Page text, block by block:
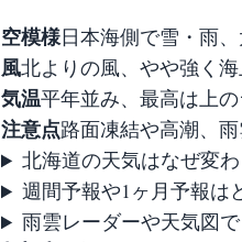
空模様日本海側で雪・雨
風北よりの風、やや強く
気温平年並み、最高は上
注意点路面凍結や高潮、
北海道の天気はなぜ変
週間予報や1ヶ月予報は
雨雲レーダーや天気図